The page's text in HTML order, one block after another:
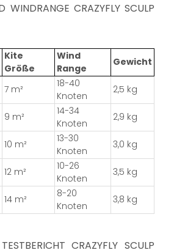
WINDRANGE CRAZYFLY SCULP 2
Kite
Größe
Wind
Range
Gewicht
7 m²
18-40
Knoten
2,5 kg
9 m²
14-34
Knoten
2,9 kg
10 m²
13-30
Knoten
3,0 kg
12 m²
10-26
Knoten
3,5 kg
14 m²
8-20
Knoten
3,8 kg
CRAZYFLY SCULP